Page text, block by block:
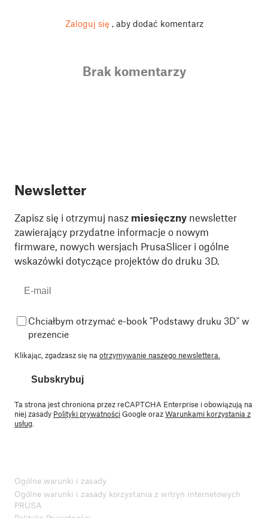
Zaloguj się , aby dodać komentarz
Brak komentarzy
Newsletter
Zapisz się i otrzymuj nasz miesięczny newsletter
zawierający przydatne informacje o nowym
firmware, nowych wersjach PrusaSlicer i ogólne
wskazówki dotyczące projektów do druku 3D.
Chciałbym otrzymać e-book "Podstawy druku 3D" w
prezencie
Klikając, zgadzasz się na otrzymywanie naszego newslettera.
Subskrybuj
Ta strona jest chroniona przez reCAPTCHA Enterprise i obowiązują na
niej zasady Polityki prywatnościGoogle orazWarunkami korzystania z
usług
Ogólne warunki i zasady
Ogólne warunki i zasady korzystania z witryn internetowych
PRUSA